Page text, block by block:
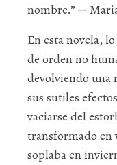
nombre.” ─
En esta novela,
de orden no
devolviendo una
sus sutiles
vaciarse del
transformado en
soplaba en